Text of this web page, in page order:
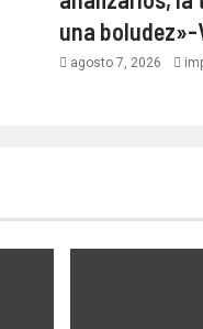
una boludez»-
agosto 7, 2026